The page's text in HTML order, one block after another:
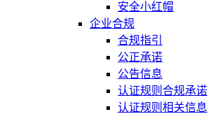
安全小红帽
企业合规
合规指引
公正承诺
公告信息
认证规则合规承诺
认证规则相关信息